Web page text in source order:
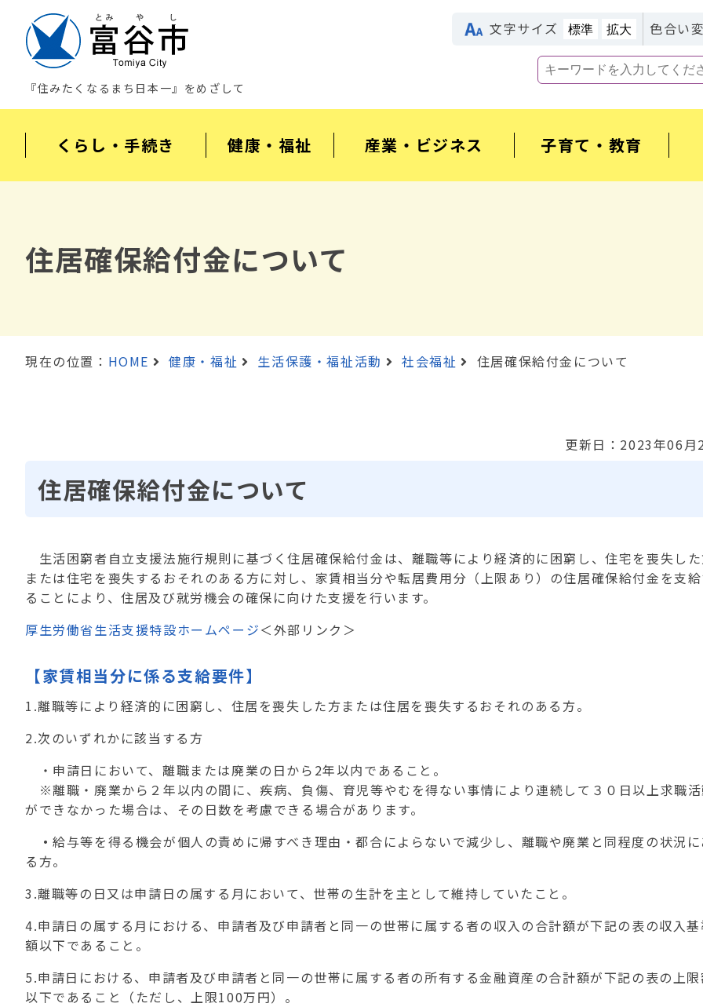
『住みたくなるまち日本一』をめざして
文字サイズ 標準 拡大 色合い
くらし・手続き 健康・福祉 産業・ビジネス 子育て・教育
住居確保給付金について
現在の位置： HOME 健康・福祉 生活保護・福祉活動 社会福祉 住居確保給付金について
更新日：2023年06月
住居確保給付金について
生活困窮者自立支援法施行規則に基づく住居確保給付金は、離職等により経済的に困窮し、住宅を喪失し
または住宅を喪失するおそれのある方に対し、家賃相当分や転居費用分（上限あり）の住居確保給付金を支
ることにより、住居及び就労機会の確保に向けた支援を行います。
厚生労働省生活支援特設ホームページ＜外部リンク＞
【家賃相当分に係る支給要件】
1.離職等により経済的に困窮し、住居を喪失した方または住居を喪失するおそれのある方。
2.次のいずれかに該当する方
・申請日において、離職または廃業の日から2年以内であること。
※離職・廃業から２年以内の間に、疾病、負傷、育児等やむを得ない事情により連続して３０日以上求職
ができなかった場合は、その日数を考慮できる場合があります。
・給与等を得る機会が個人の責めに帰すべき理由・都合によらないで減少し、離職や廃業と同程度の状況
る方。
3.離職等の日又は申請日の属する月において、世帯の生計を主として維持していたこと。
4.申請日の属する月における、申請者及び申請者と同一の世帯に属する者の収入の合計額が下記の表の収入
額以下であること。
5.申請日における、申請者及び申請者と同一の世帯に属する者の所有する金融資産の合計額が下記の表の上
以下であること（ただし、上限100万円）。